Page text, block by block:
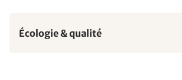
Écologie & qualité